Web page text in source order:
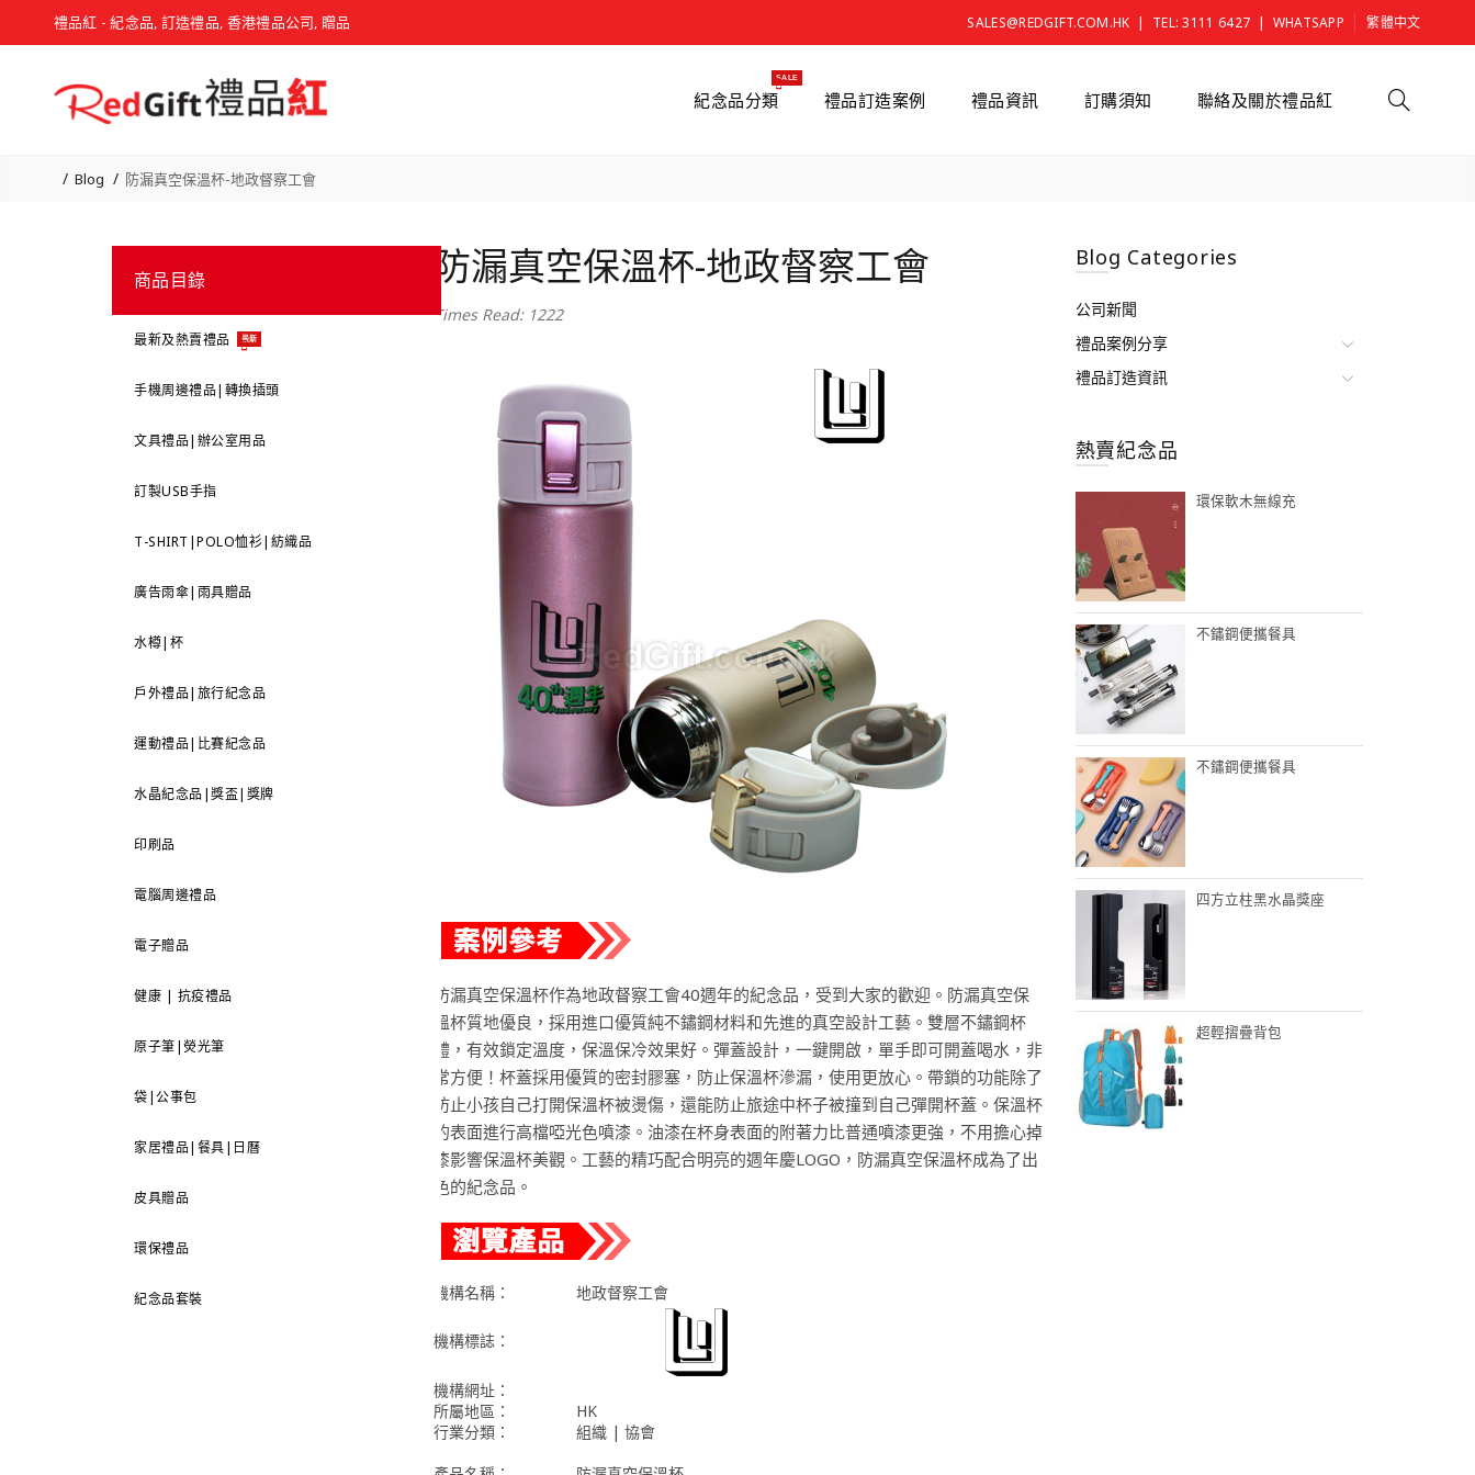
禮品紅 - 紀念品, 訂造禮品, 香港禮品公司, 贈品 SALES@REDGIFT.COM.HK | TEL: 3111 6427 | WHATSAPP 繁體中文
紀念品分類
SALE
禮品訂造案例 禮品資訊 訂購須知 聯絡及關於禮品紅
Blog 防漏真空保溫杯-地政督察工會
商品目錄
最新及熱賣禮品 最新
手機周邊禮品|轉換插頭
文具禮品|辦公室用品
訂製USB手指
T-SHIRT|POLO恤衫|紡織品
廣告雨傘|雨具贈品
水樽|杯
戶外禮品|旅行紀念品
運動禮品|比賽紀念品
水晶紀念品|獎盃|獎牌
印刷品
電腦周邊禮品
電子贈品
健康 | 抗疫禮品
原子筆|熒光筆
袋|公事包
家居禮品|餐具|日曆
皮具贈品
環保禮品
紀念品套裝
防漏真空保溫杯-地政督察工會
Times Read: 1222
防漏真空保溫杯作為地政督察工會40週年的紀念品，受到大家的歡迎。防漏真空保
溫杯質地優良，採用進口優質純不鏽鋼材料和先進的真空設計工藝。雙層不鏽鋼杯
體，有效鎖定溫度，保溫保冷效果好。彈蓋設計，一鍵開啟，單手即可開蓋喝水，非
常方便！杯蓋採用優質的密封膠塞，防止保溫杯滲漏，使用更放心。帶鎖的功能除了
防止小孩自己打開保溫杯被燙傷，還能防止旅途中杯子被撞到自己彈開杯蓋。保溫杯
的表面進行高檔啞光色噴漆。油漆在杯身表面的附著力比普通噴漆更強，不用擔心掉
漆影響保溫杯美觀。工藝的精巧配合明亮的週年慶LOGO，防漏真空保溫杯成為了出
色的紀念品。
機構名稱： 地政督察工會
機構標誌：
機構網址：
所屬地區：
HK
行業分類：
組織 | 協會
Blog Categories
公司新聞
禮品案例分享
禮品訂造資訊
熱賣紀念品
環保軟木無線充
不鏽鋼便攜餐具
不鏽鋼便攜餐具
四方立柱黑水晶獎座
超輕摺疊背包